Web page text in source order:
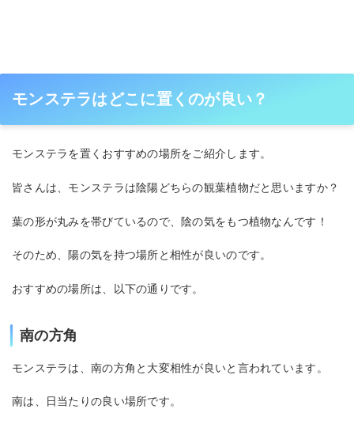
モンステラはどこに置くのが良い？
モンステラを置くおすすめの場所をご紹介します。
皆さんは、モンステラは陰陽どちらの観葉植物だと思いますか？
葉の形が丸みを帯びているので、陰の気をもつ植物なんです！
そのため、陽の気を持つ場所と相性が良いのです。
おすすめの場所は、以下の通りです。
南の方角
モンステラは、南の方角と大変相性が良いと言われています。
南は、日当たりの良い場所です。